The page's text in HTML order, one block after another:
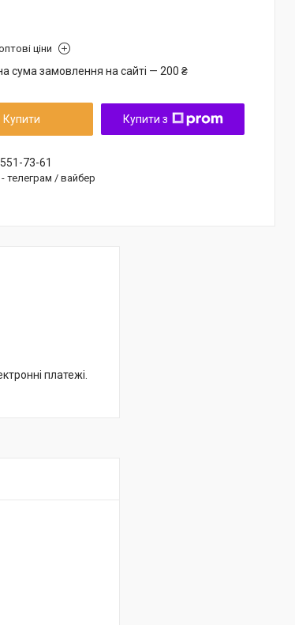
ціни
сума замовлення на сайті — 200 ₴
Купити Купити з
73-61
телеграм / вайбер
платежі.